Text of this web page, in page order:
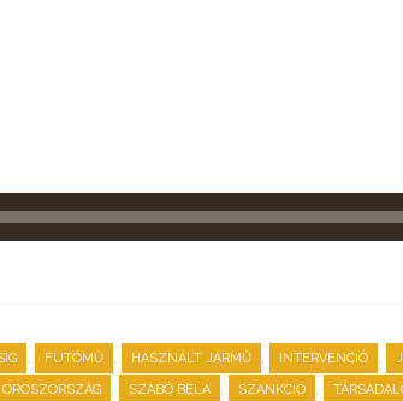
, FUTÓMŰ , HASZNÁLT JÁRMŰ , INTERVENCIÓ ,
OROSZORSZÁG , SZABÓ BÉLA , SZANKCIÓ ,